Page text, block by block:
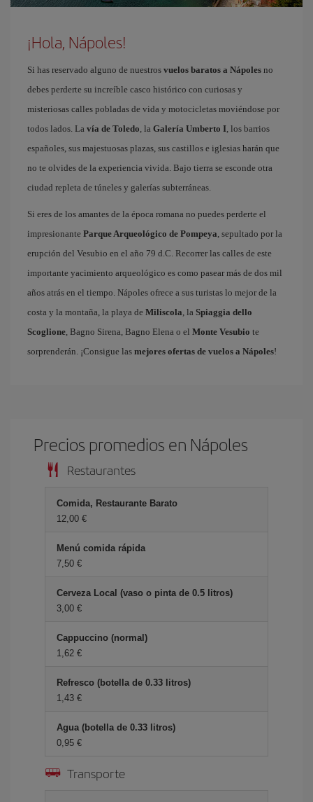
¡Hola, Nápoles!
Si has reservado alguno de nuestros vuelos baratos a Nápoles no
debes perderte su increíble casco histórico con curiosas y
misteriosas calles pobladas de vida y motocicletas moviéndose por
todos lados. La vía de Toledo, la Galería Umberto I, los barrios
españoles, sus majestuosas plazas, sus castillos e iglesias harán que
no te olvides de la experiencia vivida. Bajo tierra se esconde otra
ciudad repleta de túneles y galerías subterráneas.
Si eres de los amantes de la época romana no puedes perderte el
impresionante Parque Arqueológico de Pompeya, sepultado por la
erupción del Vesubio en el año 79 d.C. Recorrer las calles de este
importante yacimiento arqueológico es como pasear más de dos mil
años atrás en el tiempo. Nápoles ofrece a sus turistas lo mejor de la
costa y la montaña, la playa de Miliscola, la Spiaggia dello
Scoglione, Bagno Sirena, Bagno Elena o el Monte Vesubio te
sorprenderán. ¡Consigue las mejores ofertas de vuelos a Nápoles!
Precios promedios en Nápoles
Restaurantes
Comida, Restaurante Barato
12,00 €
Menú comida rápida
7,50 €
Cerveza Local (vaso o pinta de 0.5 litros)
3,00 €
Cappuccino (normal)
1,62 €
Refresco (botella de 0.33 litros)
1,43 €
Agua (botella de 0.33 litros)
0,95 €
Transporte